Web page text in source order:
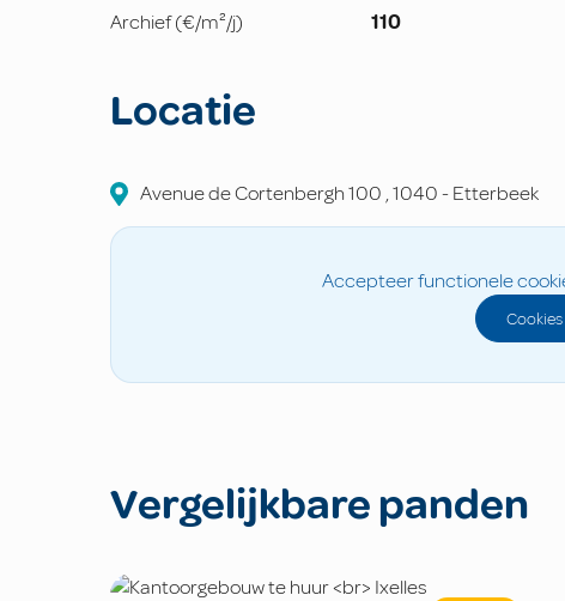
Archief (€/m²/j) 110
Locatie
Avenue de Cortenbergh100 ,1040-Etterbeek
Accepteer functionele
Vergelijkbare panden